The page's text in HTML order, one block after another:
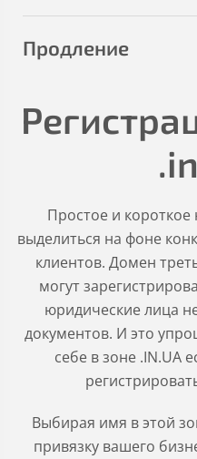
Продление
Простое и
выделиться на фоне
клиентов. Домен
могут
юридические лица
документов. И это
себе в зоне .IN.UA
Выбирая имя в этой
привязку вашего